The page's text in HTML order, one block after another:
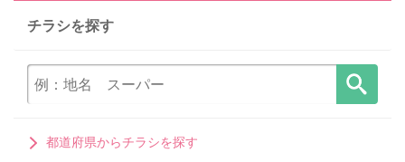
チラシを探す
都道府県からチラシを探す